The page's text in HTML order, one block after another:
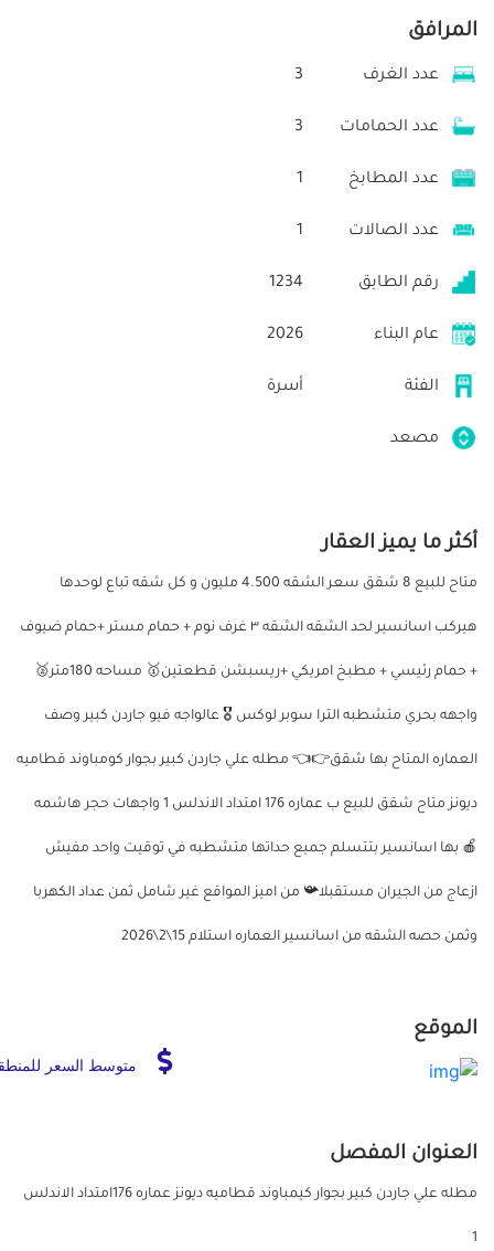
المرافق
عدد الغرف 3
عدد الحمامات 3
عدد المطابخ 1
عدد الصالات 1
رقم الطابق 1234
عام البناء 2026
الفئة أسرة
مصعد
أكثر ما يميز العقار
متاح للبيع 8 شقق سعر الشقه 4.500 مليون و كل شقه تباع لوحدها
هيركب اسانسير لحد الشقه الشقه ٣ غرف نوم + حمام مستر +حمام ضيوف
+ حمام رئيسي + مطبخ امريكي +ريسبشن قطعتين🥇 مساحه 180متر🥈
واجهه بحري متشطبه الترا سوبر لوكس 🎖️ عالواجه فيو جاردن كبير وصف
العماره المتاح بها شقق👉👈 مطله علي جاردن كبير بجوار كومباوند قطاميه
ديونز متاح شقق للبيع ب عماره 176 امتداد الاندلس 1 واجهات حجر هاشمه
🍎 بها اسانسير بتتسلم جميع حداتها متشطبه في توقيت واحد مفيش
ازعاج من الجيران مستقبلا📯 من اميز المواقع غير شامل ثمن عداد الكهربا
وثمن حصه الشقه من اسانسير العماره استلام 15\2\2026
الموقع
متوسط السعر
العنوان المفصل
مطله علي جاردن كبير بجوار كيمباوند قطاميه ديونز عماره 176امتداد الاندلس
1